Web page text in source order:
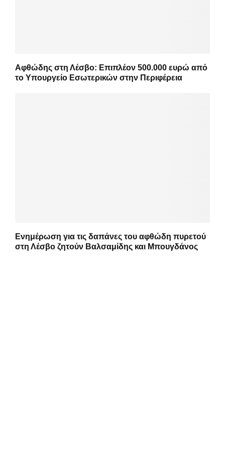
Αφθώδης στη Λέσβο: Επιπλέον 500.000 ευρώ από
το Υπουργείο Εσωτερικών στην Περιφέρεια
Ενημέρωση για τις δαπάνες του αφθώδη πυρετού
στη Λέσβο ζητούν Βαλσαμίδης και Μπουγδάνος